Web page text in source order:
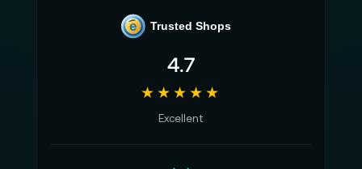
e Trusted Shops
4.7
★★★★★
Excellent